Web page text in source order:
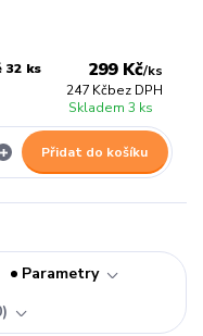
32 ks 299 Kč/ks
247 Kčbez DPH
Skladem 3 ks
Přidat do košíku
Parametry